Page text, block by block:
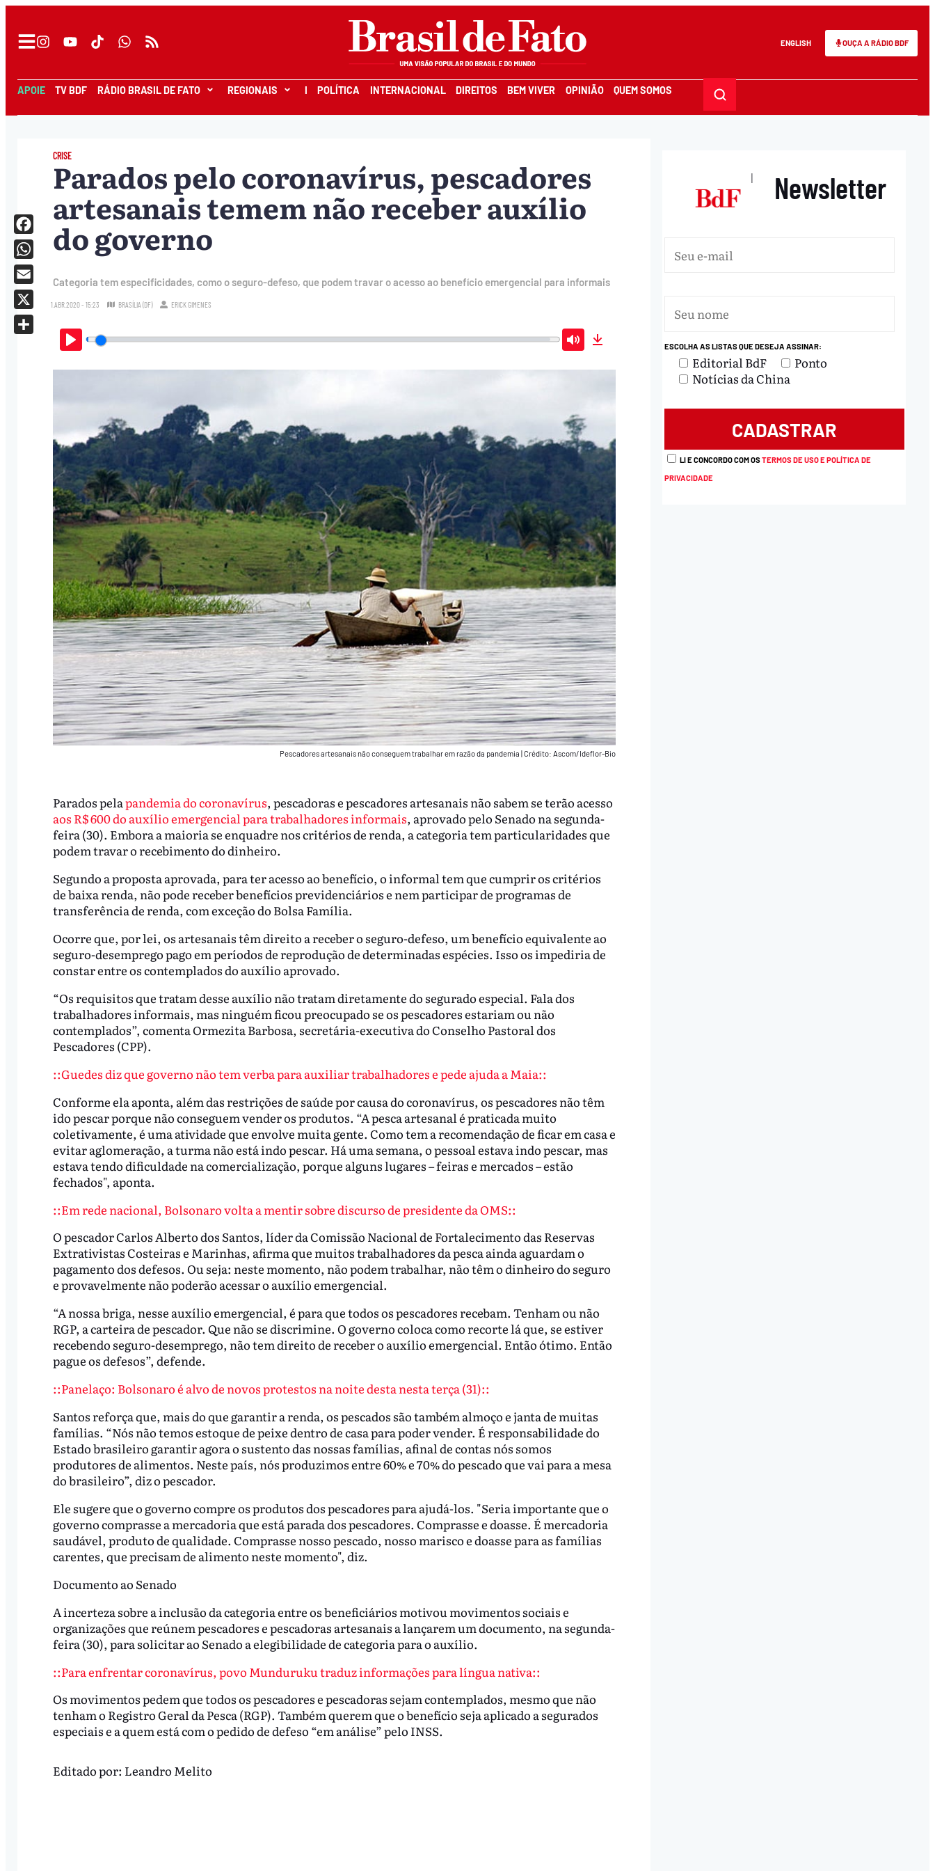
ENGLISH OUÇA A RÁDIO BDF
APOIE TV BDF RÁDIO BRASIL DE FATO REGIONAIS I POLÍTICA INTERNACIONAL DIREITOS BEM VIVER OPINIÃO QUEM SOMOS
CRISE
Parados pelo coronavírus, pescadores
artesanais temem não receber auxílio
do governo
Categoria tem especificidades, como o seguro-defeso, que podem travar o acesso ao benefício emergencial para informais
1.ABR.2020 - 15:23 BRASÍLIA (DF) ERICK GIMENES
Play Mute
Pescadores artesanais não conseguem trabalhar em razão da pandemia |Crédito: Ascom/Ideflor-Bio
Parados pelapandemia do coronavírus, pescadoras e pescadores artesanais não sabem se terão acesso
aos R$ 600 do auxílio emergencial para trabalhadores informais, aprovado pelo Senado na segunda-
feira (30). Embora a maioria se enquadre nos critérios de renda, a categoria tem particularidades que
podem travar o recebimento do dinheiro.
Segundo a proposta aprovada, para ter acesso ao benefício, o informal tem que cumprir os critérios
de baixa renda, não pode receber benefícios previdenciários e nem participar de programas de
transferência de renda, com exceção do Bolsa Família.
Ocorre que, por lei, os artesanais têm direito a receber o seguro-defeso, um benefício equivalente ao
seguro-desemprego pago em períodos de reprodução de determinadas espécies. Isso os impediria de
constar entre os contemplados do auxílio aprovado.
“Os requisitos que tratam desse auxílio não tratam diretamente do segurado especial. Fala dos
trabalhadores informais, mas ninguém ficou preocupado se os pescadores estariam ou não
contemplados”, comenta Ormezita Barbosa, secretária-executiva do Conselho Pastoral dos
Pescadores (CPP).
::Guedes diz que governo não tem verba para auxiliar trabalhadores e pede ajuda a Maia::
Conforme ela aponta, além das restrições de saúde por causa do coronavírus, os pescadores não têm
ido pescar porque não conseguem vender os produtos. “A pesca artesanal é praticada muito
coletivamente, é uma atividade que envolve muita gente. Como tem a recomendação de ficar em casa e
evitar aglomeração, a turma não está indo pescar. Há uma semana, o pessoal estava indo pescar, mas
estava tendo dificuldade na comercialização, porque alguns lugares – feiras e mercados – estão
fechados", aponta.
::Em rede nacional, Bolsonaro volta a mentir sobre discurso de presidente da OMS::
O pescador Carlos Alberto dos Santos, líder da Comissão Nacional de Fortalecimento das Reservas
Extrativistas Costeiras e Marinhas, afirma que muitos trabalhadores da pesca ainda aguardam o
pagamento dos defesos. Ou seja: neste momento, não podem trabalhar, não têm o dinheiro do seguro
e provavelmente não poderão acessar o auxílio emergencial.
“A nossa briga, nesse auxílio emergencial, é para que todos os pescadores recebam. Tenham ou não
RGP, a carteira de pescador. Que não se discrimine. O governo coloca como recorte lá que, se estiver
recebendo seguro-desemprego, não tem direito de receber o auxílio emergencial. Então ótimo. Então
pague os defesos”, defende.
::Panelaço: Bolsonaro é alvo de novos protestos na noite desta nesta terça (31)::
Santos reforça que, mais do que garantir a renda, os pescados são também almoço e janta de muitas
famílias. “Nós não temos estoque de peixe dentro de casa para poder vender. É responsabilidade do
Estado brasileiro garantir agora o sustento das nossas famílias, afinal de contas nós somos
produtores de alimentos. Neste país, nós produzimos entre 60% e 70% do pescado que vai para a mesa
do brasileiro”, diz o pescador.
Ele sugere que o governo compre os produtos dos pescadores para ajudá-los. "Seria importante que o
governo comprasse a mercadoria que está parada dos pescadores. Comprasse e doasse. É mercadoria
saudável, produto de qualidade. Comprasse nosso pescado, nosso marisco e doasse para as famílias
carentes, que precisam de alimento neste momento", diz.
Documento ao Senado
A incerteza sobre a inclusão da categoria entre os beneficiários motivou movimentos sociais e
organizações que reúnem pescadores e pescadoras artesanais a lançarem um documento, na segunda-
feira (30), para solicitar ao Senado a elegibilidade de categoria para o auxílio.
::Para enfrentar coronavírus, povo Munduruku traduz informações para língua nativa::
Os movimentos pedem que todos os pescadores e pescadoras sejam contemplados, mesmo que não
tenham o Registro Geral da Pesca (RGP). Também querem que o benefício seja aplicado a segurados
especiais e a quem está com o pedido de defeso “em análise” pelo INSS.
Facebook
WhatsApp
Email
X
Editado por: Leandro Melito
| Newsletter
ESCOLHA AS LISTAS QUE DESEJA ASSINAR:
Editorial BdF
Ponto
Notícias da China
LI E CONCORDO COM OSTERMOS DE USO E POLÍTICA DE
PRIVACIDADE